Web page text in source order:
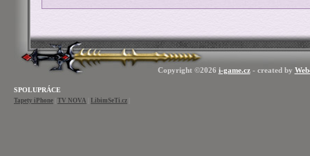
Copyright ©2026 i-game.cz- created by
SPOLUPRÁCE
Tapety iPhone TV NOVA LibimSeTi.cz